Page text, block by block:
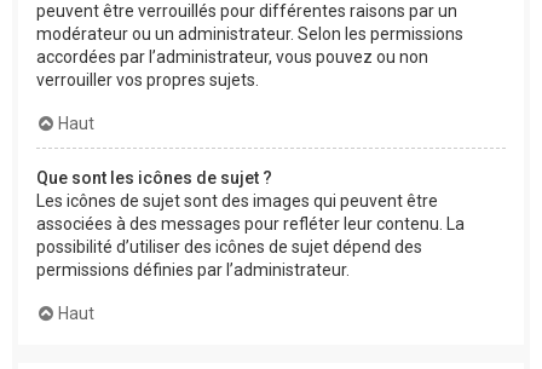
peuvent être verrouillés pour différentes raisons par un
modérateur ou un administrateur. Selon les permissions
accordées par l’administrateur, vous pouvez ou non
verrouiller vos propres sujets.
Haut
Que sont les icônes de sujet ?
Les icônes de sujet sont des images qui peuvent être
associées à des messages pour refléter leur contenu. La
possibilité d’utiliser des icônes de sujet dépend des
permissions définies par l’administrateur.
Haut